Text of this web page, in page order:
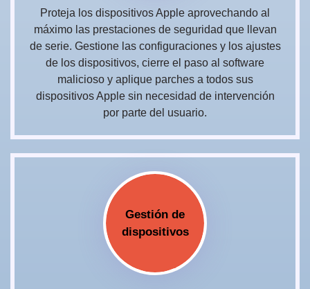
Proteja los dispositivos Apple aprovechando al
máximo las prestaciones de seguridad que llevan
de serie. Gestione las configuraciones y los ajustes
de los dispositivos, cierre el paso al software
malicioso y aplique parches a todos sus
dispositivos Apple sin necesidad de intervención
por parte del usuario.
Gestión de
dispositivos